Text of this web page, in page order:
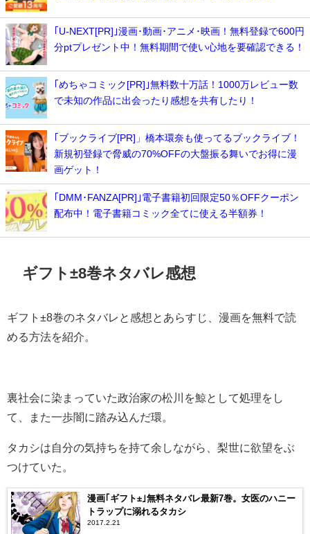
｢U-NEXT[PR]｣漫画･動画･アニメ･映画！無料登録で600円
分ptプレゼント中！無料期間で使い心地を要確認できる！
｢めちゃコミック[PR]｣無料数十万話！1000万レビュー数
で未知の作品に出会ったり感想を共有したり！
｢ブックライブ[PR]」橋本環奈も使ってるブックライブ！
新規初登録で脅威の70%OFFの大盤振る舞いでお得に漫
画ゲット！
｢DMM･FANZA[PR]｣電子書籍初回限定50％OFFクーポン
配布中！電子書籍コミック全てに使える半額券！
ギフト±8巻ネタバレ感想
ギフト±8巻のネタバレと感想とあらすじ、漫画を無料で読
める方法を紹介。
裏社会に染まっていた政治家の松川を鯨として処理をし
て、また一歩闇に踏み込んだ環。
タカシは自分の気持ちを持て余しながら、梨世に欲望をぶ
つけていた。
漫画｢ギフト±｣無料ネタバレ最新7巻。女医のハニー
トラップに溺れるタカシ
2017.2.21